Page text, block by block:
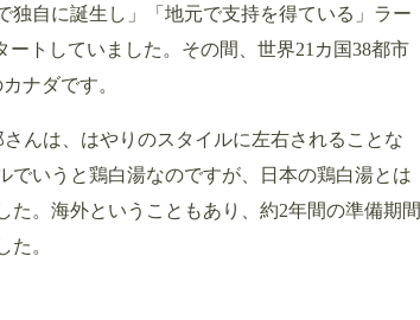
独自に誕生し」「地元で支持を得ている」ラー
トしていました。その間、世界21カ国38都市
ナダです。
んは、はやりのスタイルに左右されることな
でいうと鶏白湯なのですが、日本の鶏白湯とは
。海外ということもあり、約2年間の準備期間
た。